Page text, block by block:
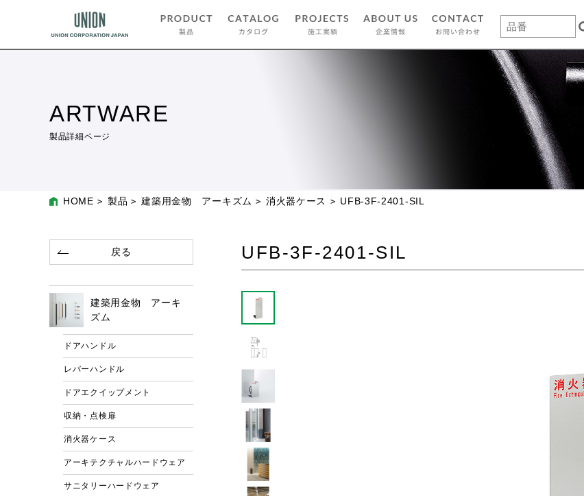
ARTWARE
製品詳細ページ
HOME 製品 建築用金物 アーキズム 消火器ケース UFB-3F-2401-SIL
UFB-3F-2401-SIL
戻る
建築用金物 アーキ
ズム
ドアハンドル
レバーハンドル
ドアエクイップメント
収納・点検扉
消火器ケース
アーキテクチャルハードウェア
サニタリーハードウェア